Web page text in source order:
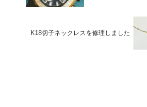
K18切子ネックレスを修理しました